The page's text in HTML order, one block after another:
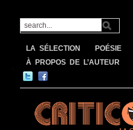
LA SÉLECTION POÉSIE
À PROPOS DE L’AUTEUR